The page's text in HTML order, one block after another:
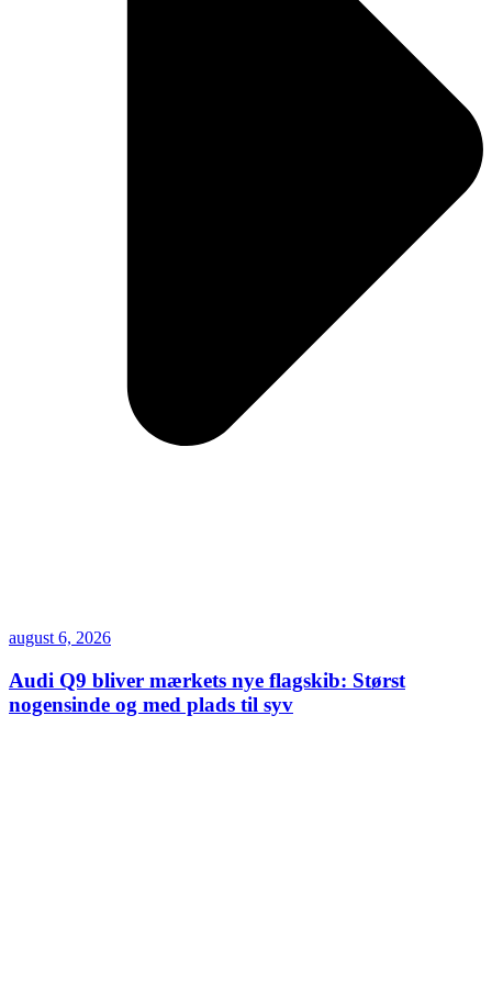
august 6, 2026
Audi Q9 bliver mærkets nye flagskib: Størst
nogensinde og med plads til syv